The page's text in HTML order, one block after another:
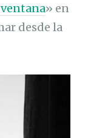
» en
desde la